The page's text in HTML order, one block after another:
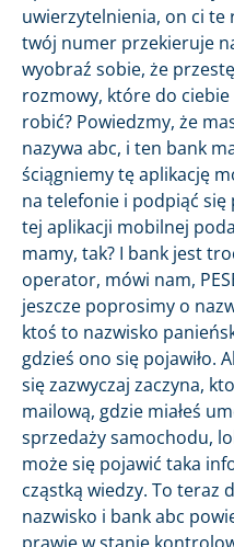
uwierzytelnienia, on ci te
twój numer przekieruje
wyobraź sobie, że
rozmowy, które do ciebie
robić? Powiedzmy, że
nazywa abc, i ten bank
ściągniemy tę aplikację
na telefonie i podpiąć
tej aplikacji mobilnej
mamy, tak? I bank jest
operator, mówi nam,
jeszcze poprosimy o
ktoś to nazwisko
gdzieś ono się pojawiło.
się zazwyczaj zaczyna,
mailową, gdzie miałeś
sprzedaży samochodu,
może się pojawić taka
cząstką wiedzy. To teraz
nazwisko i bank abc